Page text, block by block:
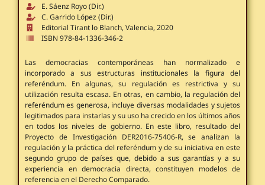
E. Sáenz Royo (Dir.)
C. Garrido López (Dir.)
Editorial Tirant lo Blanch, Valencia, 2020
ISBN 978-84-1336-346-2
Las democracias contemporáneas han normalizado e
incorporado a sus estructuras institucionales la figura del
referéndum. En algunas, su regulación es restrictiva y su
utilización resulta escasa. En otras, en cambio, la regulación del
referéndum es generosa, incluye diversas modalidades y sujetos
legitimados para instarlas y su uso ha crecido en los últimos años
en todos los niveles de gobierno. En este libro, resultado del
Proyecto de Investigación DER2016-75406-R, se analizan la
regulación y la práctica del referéndum y de su iniciativa en este
segundo grupo de países que, debido a sus garantías y a su
experiencia en democracia directa, constituyen modelos de
referencia en el Derecho Comparado.